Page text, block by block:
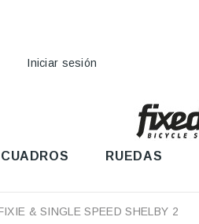
Iniciar sesión
CUADROS RUEDAS
& SINGLE SPEED SHELBY 2